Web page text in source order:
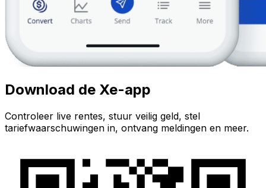
Download de Xe-app
Controleer live rentes, stuur veilig geld, stel
tariefwaarschuwingen in, ontvang meldingen en meer.